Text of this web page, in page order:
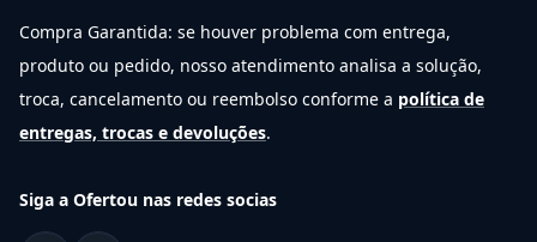
Compra Garantida: se houver problema com entrega,
produto ou pedido, nosso atendimento analisa a solução,
troca, cancelamento ou reembolso conforme a política de
entregas, trocas e devoluções.
Siga a Ofertou nas redes socias